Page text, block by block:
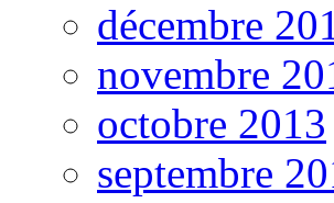
décembre
novembre
octobre 2013
septembre